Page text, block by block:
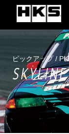
ピックアップ /